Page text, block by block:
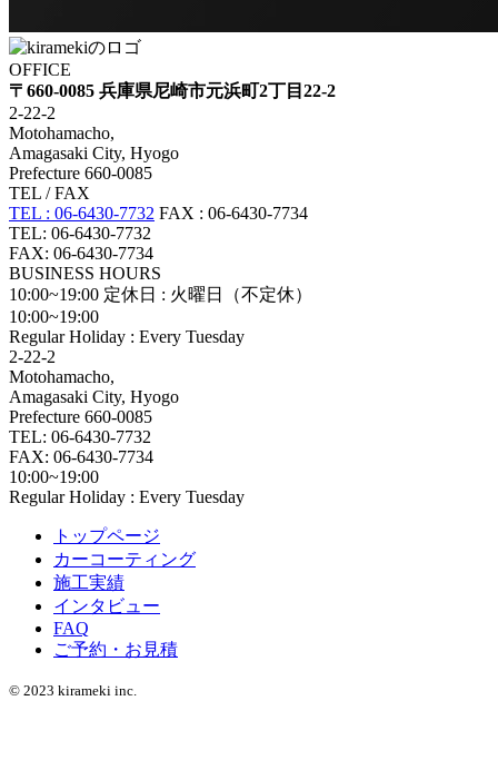
OFFICE
〒660-0085 兵庫県尼崎市元浜町2丁目22-2
2-22-2
Motohamacho,
Amagasaki City, Hyogo
Prefecture 660-0085
TEL / FAX
TEL : 06-6430-7732 FAX : 06-6430-7734
TEL: 06-6430-7732
FAX: 06-6430-7734
BUSINESS HOURS
10:00~19:00 定休日 : 火曜日（不定休）
10:00~19:00
Regular Holiday : Every Tuesday
2-22-2
Motohamacho,
Amagasaki City, Hyogo
Prefecture 660-0085
TEL: 06-6430-7732
FAX: 06-6430-7734
10:00~19:00
Regular Holiday : Every Tuesday
トップページ
カーコーティング
施工実績
インタビュー
FAQ
ご予約・お見積
© 2023 kirameki inc.